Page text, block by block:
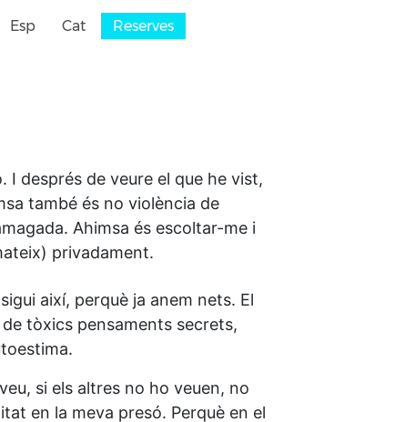
Esp Cat Reserves
I després de veure el que he vist,
també és no violència de
Ahimsa és escoltar-me i
privadament.
així, perquè ja anem nets. El
tòxics pensaments secrets,
si els altres no ho veuen, no
en la meva presó. Perquè en el